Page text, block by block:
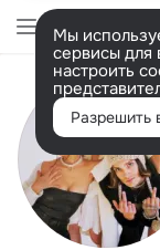
Мы
сервисы для
настроить
Разрешить